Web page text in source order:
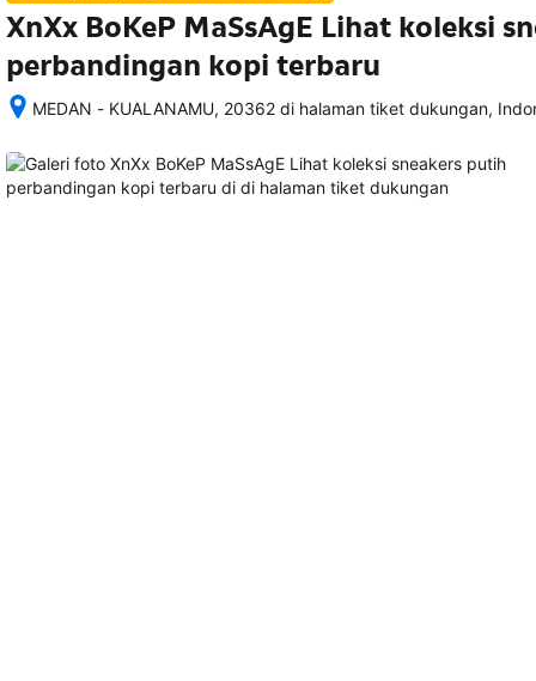
XnXx BoKeP MaSsAgE Lihat koleksi
perbandingan kopi terbaru
MEDAN - KUALANAMU, 20362 di halaman tiket dukungan,
memesan,
semua